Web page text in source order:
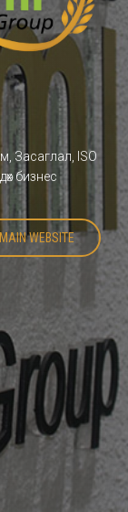
Засаглал, ISO
бизнес
WEBSITE